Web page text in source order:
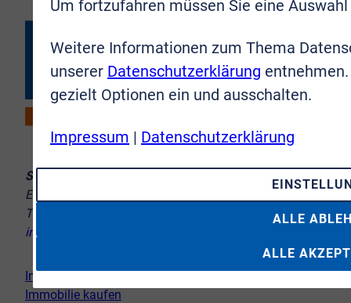
Sie erreichen uns:
Europaplatz 10–12, 53721 Siegburg
Telefon:
info@vr-immobilien-brs.de
Immobilie verkaufen
Immobilie kaufen
Um fortzufahren müssen Sie eine
Weitere Informationen zum Thema
unserer Datenschutzerklärung
gezielt Optionen ein und ausschalten.
Impressum | Datenschutzerklärung
ALLE
ALLE